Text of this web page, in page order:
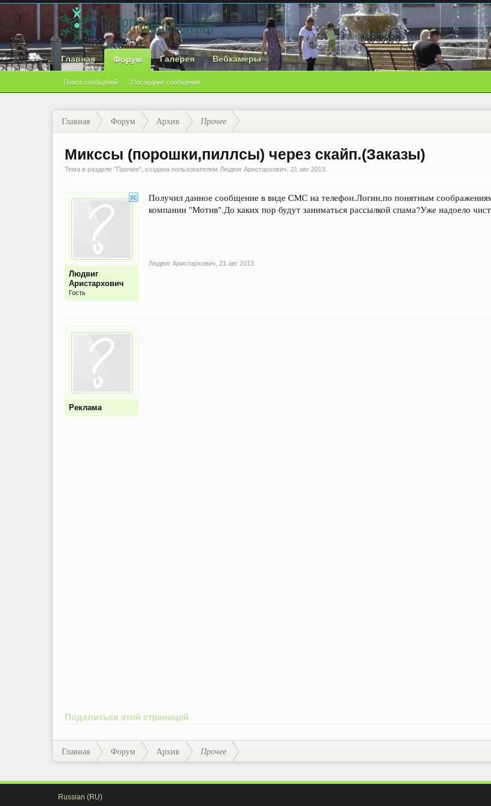
Главная Форум
Поиск сообщений Последние сообщения
Галерея Вебкамеры
Главная Форум Архив Прочее
Микссы (порошки,пиллсы) через скайп.(Заказы)
Тема в разделе "Прочее", создана пользователем Людвиг Аристархович 21 авг 2013
Людвиг
Аристархович
Гость
Получил данное сообщение в виде СМС на телефон.Логин,по понятным
компании "Мотив".До каких пор будут заниматься рассылкой спама?Уже надоело
Людвиг Аристархович 21 авг 2013
Реклама
Поделиться этой страницей
Главная Форум Архив Прочее
Russian (RU)